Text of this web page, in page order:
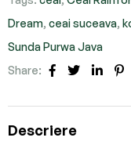
Dream, ceai suceava,
Sunda Purwa Java
Share:
Facebook
Twitter
Descriere